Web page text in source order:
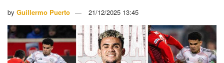
by Guillermo Puerto 21/12/2025 13:45